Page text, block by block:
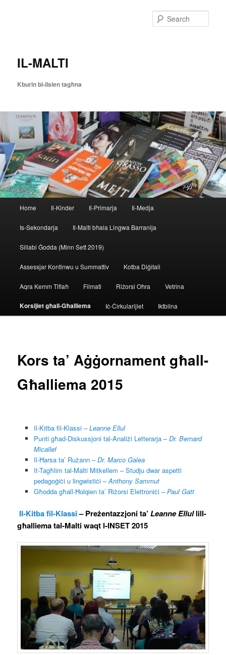
IL-MALTI
Kburin bl-ilsien tagħna
Home Il-Kinder Il-Primarja Il-Medja
Is-Sekondarja Il-Malti bħala Lingwa Barranija
Sillabi Ġodda (Minn Sett 2019)
Assessjar Kontinwu u Summattiv Kotba Diġitali
Aqra Kemm Tiflaħ Filmati Riżorsi Oħra Vetrina
Korsijiet għall-Għalliema Iċ-Ċirkularijiet Iktbilna
Kors ta’ Aġġornament għall-
Għalliema 2015
Il-Kitba fil-Klassi –Leanne Ellul
Punti għad-Diskussjoni tal-Analiżi Letterarja –Dr. Bernard
Micallef
Il-Ħarsa ta’ Rużann –Dr. Marco Galea
It-Tagħlim tal-Malti Mitkellem – Studju dwar aspetti
pedagoġiċi u lingwistiċi –Anthony Sammut
Għodda għall-Ħolqien ta’ Riżorsi Elettroniċi –Paul Gatt
Il-Kitba fil-Klassi– Preżentazzjoni ta’Leanne Ellullill-
għalliema tal-Malti waqt l-INSET 2015